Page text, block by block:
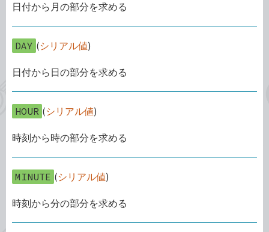
日付から月の部分を求める
DAY (シリアル値)
日付から日の部分を求める
HOUR (シリアル値)
時刻から時の部分を求める
MINUTE (シリアル値)
時刻から分の部分を求める